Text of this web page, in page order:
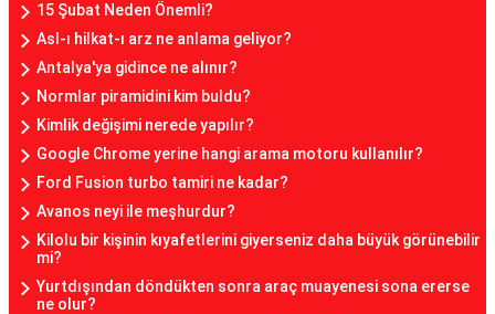
15 Şubat Neden Önemli?
Asl-ı hilkat-ı arz ne anlama geliyor?
Antalya'ya gidince ne alınır?
Normlar piramidini kim buldu?
Kimlik değişimi nerede yapılır?
Google Chrome yerine hangi arama motoru kullanılır?
Ford Fusion turbo tamiri ne kadar?
Avanos neyi ile meşhurdur?
Kilolu bir kişinin kıyafetlerini giyerseniz daha büyük görünebilir
mi?
Yurtdışından döndükten sonra araç muayenesi sona ererse
ne olur?